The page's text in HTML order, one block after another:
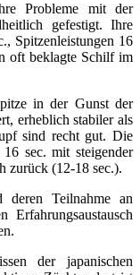
Probleme mit der
gefestigt. Ihre
Spitzenleistungen 16
oft beklagte Schilf im
in der Gunst der
erheblich stabiler als
sind recht gut. Die
sec. mit steigender
zurück (12-18 sec.).
Teilnahme an
Erfahrungsaustausch
der japanischen